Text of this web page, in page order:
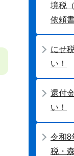
境税
依頼
にせ
い！
還付
い！
令和8
税・